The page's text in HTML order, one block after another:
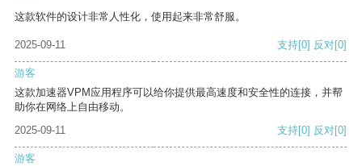
这款软件的设计非常人性化，使用起来非常舒服。
2025-09-11 支持[0] 反对[0]
游客
这款加速器VPM应用程序可以给你提供最高速度和安全性的连接，并帮
助你在网络上自由移动。
2025-09-11
支持[0] 反对[0]
游客